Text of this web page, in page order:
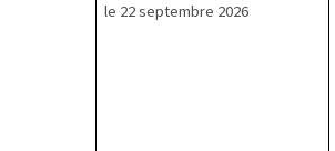
le 22 septembre 2026